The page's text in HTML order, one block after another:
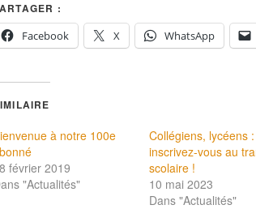
:
Facebook
X WhatsApp
à notre 100e
février 2019
"Actualités"
Collégiens, lycéens :
inscrivez-vous au
scolaire !
10 mai 2023
Dans "Actualités"